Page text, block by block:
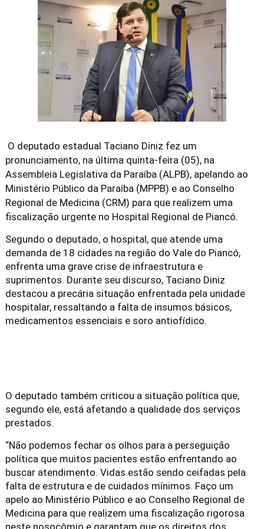
O deputado estadual Taciano Diniz fez um
pronunciamento, na última quinta-feira (05), na
Assembleia Legislativa da Paraíba (ALPB), apelando ao
Ministério Público da Paraíba (MPPB) e ao Conselho
Regional de Medicina (CRM) para que realizem uma
fiscalização urgente no Hospital Regional de Piancó.
Segundo o deputado, o hospital, que atende uma
demanda de 18 cidades na região do Vale do Piancó,
enfrenta uma grave crise de infraestrutura e
suprimentos. Durante seu discurso, Taciano Diniz
destacou a precária situação enfrentada pela unidade
hospitalar, ressaltando a falta de insumos básicos,
medicamentos essenciais e soro antiofídico.
O deputado também criticou a situação política que,
segundo ele, está afetando a qualidade dos serviços
prestados.
“Não podemos fechar os olhos para a perseguição
política que muitos pacientes estão enfrentando ao
buscar atendimento. Vidas estão sendo ceifadas pela
falta de estrutura e de cuidados mínimos. Faço um
apelo ao Ministério Público e ao Conselho Regional de
Medicina para que realizem uma fiscalização rigorosa
neste nosocômio e garantam que os direitos dos